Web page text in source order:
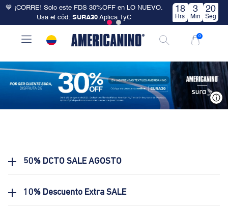
💙 ¡CORRE! Solo este FDS 30%OFF en LO NUEVO.
Usa el cód:SURA30 Aplica TyC
18
Hrs
3
Min
20
Seg
0
50% DCTO SALE AGOSTO
10% Descuento Extra SALE